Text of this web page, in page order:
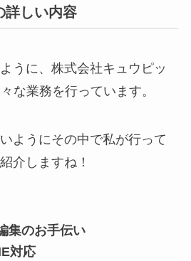
詳しい内容
うに、株式会社キュウピッ
な業務を行っています。
ようにその中で私が行って
介しますね！
集のお手伝い
対応